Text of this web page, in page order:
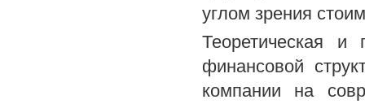
углом зрения
Теоретическая и
финансовой
компании на